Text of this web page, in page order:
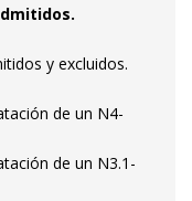
y excluidos.
de un N4-
de un N3.1-